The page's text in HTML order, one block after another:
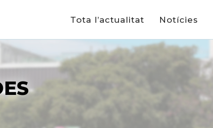
Tota l’actualitat Notícies